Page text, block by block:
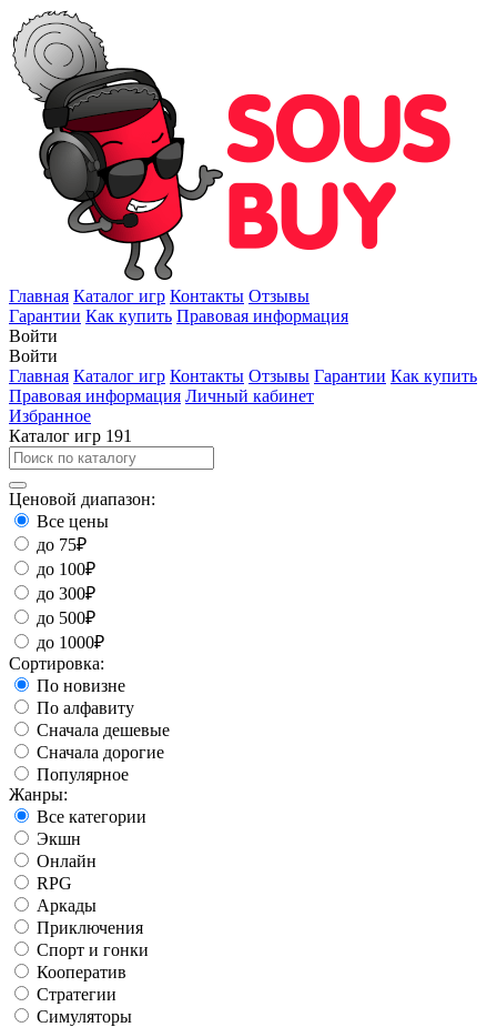
Главная Каталог игр Контакты Отзывы
Гарантии Как купить Правовая информация
Войти
Войти
Главная Каталог игр Контакты Отзывы Гарантии Как купить
Правовая информация Личный кабинет
Избранное
Каталог игр 191
Ценовой диапазон:
Все цены
до 75₽
до 100₽
до 300₽
до 500₽
до 1000₽
Сортировка:
По новизне
По алфавиту
Сначала дешевые
Сначала дорогие
Популярное
Жанры:
Все категории
Экшн
Онлайн
RPG
Аркады
Приключения
Спорт и гонки
Кооператив
Стратегии
Симуляторы